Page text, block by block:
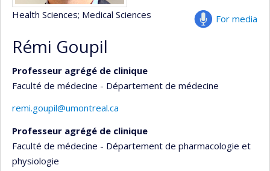
For media
Health Sciences; Medical Sciences
Rémi Goupil
Professeur agrégé de clinique
Faculté de médecine - Département de médecine
remi.goupil@umontreal.ca
Professeur agrégé de clinique
Faculté de médecine - Département de pharmacologie et
physiologie